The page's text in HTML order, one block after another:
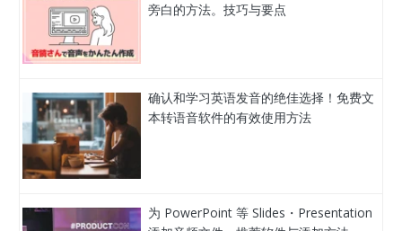
旁白的方法。技巧与要点
确认和学习英语发音的绝佳选择！免费文
本转语音软件的有效使用方法
为 PowerPoint 等 Slides・Presentation